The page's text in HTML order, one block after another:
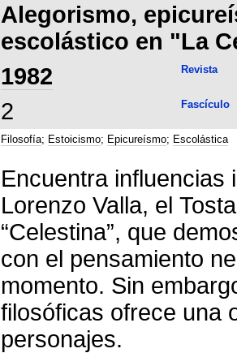
Alegorismo,
escolástico en "La
1982 Revista
2 Fascículo
Filosofía; Estoicismo; Epicureísmo; Escolástica
Encuentra influencias
Lorenzo Valla, el
“Celestina”, que
con el pensamiento
momento. Sin
filosóficas ofrece una
personajes.